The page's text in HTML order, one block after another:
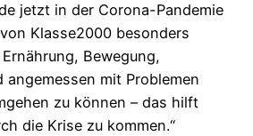
jetzt in der Corona-Pandemie
Klasse2000 besonders
Bewegung,
angemessen mit Problemen
zu können – das hilft
die Krise zu kommen.“